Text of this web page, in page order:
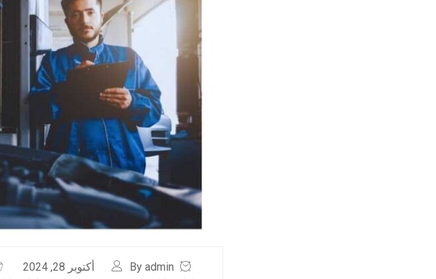
By admin أكتوبر 28, 2024